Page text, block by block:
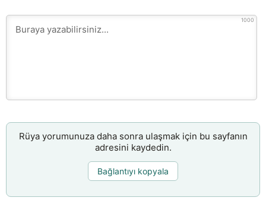
1000
Rüya yorumunuza daha sonra ulaşmak için bu sayfanın
adresini kaydedin.
Bağlantıyı kopyala